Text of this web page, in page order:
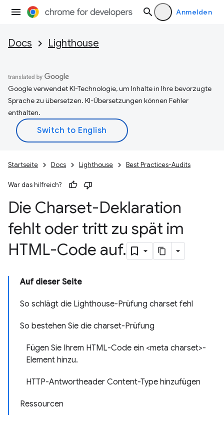
Anmelden
Docs Lighthouse
Google verwendet KI-Technologie, um Inhalte in Ihre bevorzugte
Sprache zu übersetzen. KI-Übersetzungen können Fehler
enthalten.
Startseite Docs Lighthouse Best Practices-Audits
War das hilfreich?
Die Charset-Deklaration
fehlt oder tritt zu spät im
HTML-Code auf.
Auf dieser Seite
So schlägt die Lighthouse-Prüfung charset fehl
So bestehen Sie die charset-Prüfung
Fügen Sie Ihrem HTML-Code ein <meta charset>-
Element hinzu.
HTTP-Antwortheader Content-Type hinzufügen
Ressourcen